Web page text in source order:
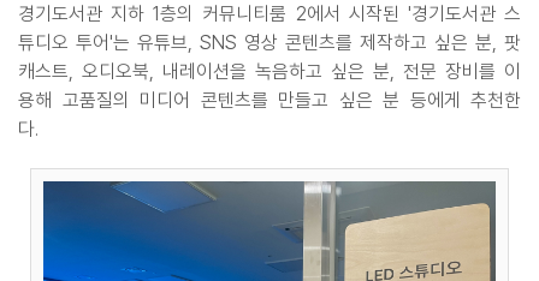
경기도서관 지하 1층의 커뮤니티룸 2에서 시작된 '경기도서관 스
튜디오 투어'는 유튜브, SNS 영상 콘텐츠를 제작하고 싶은 분, 팟
캐스트, 오디오북, 내레이션을 녹음하고 싶은 분, 전문 장비를 이
용해 고품질의 미디어 콘텐츠를 만들고 싶은 분 등에게 추천한
다.